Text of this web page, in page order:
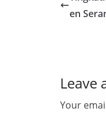
en
Leave
Your